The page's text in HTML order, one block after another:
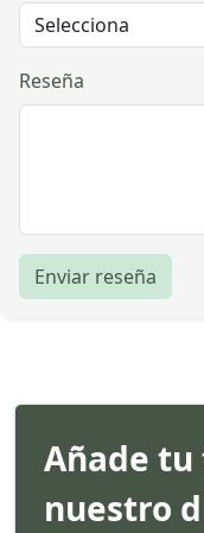
Reseña
Enviar reseña
Añade
nuestro